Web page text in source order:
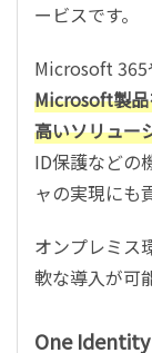
ービスです。
Microsoft 365
Microsoft製品
高いソリュー
ID保護などの
ャの実現にも
オンプレミス
軟な導入が可
One Identity